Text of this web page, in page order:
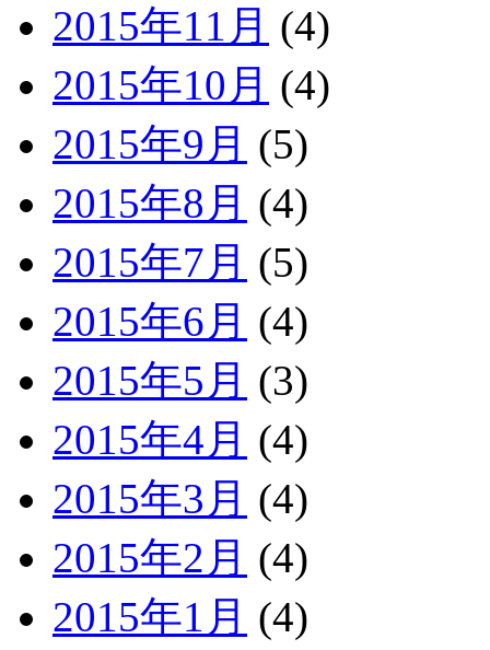
2015年11月 (4)
2015年10月 (4)
2015年9月 (5)
2015年8月 (4)
2015年7月 (5)
2015年6月 (4)
2015年5月 (3)
2015年4月 (4)
2015年3月 (4)
2015年2月 (4)
2015年1月 (4)